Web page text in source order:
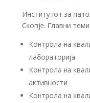
Институтот за
Скопје. Главни теми:
Контрола на
лабораторија
Контрола на
активности
Контрола на